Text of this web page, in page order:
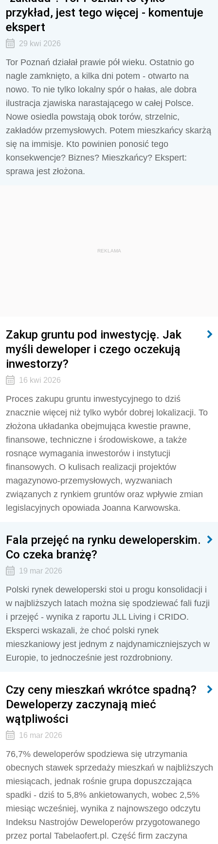
przykład, jest tego więcej - komentuje
ekspert
29 kwi 2026
Tor Poznań działał prawie pół wieku. Ostatnio go
nagle zamknięto, a kilka dni potem - otwarto na
nowo. To nie tylko lokalny spór o hałas, ale dobra
ilustracja zjawiska narastającego w całej Polsce.
Nowe osiedla powstają obok torów, strzelnic,
zakładów przemysłowych. Potem mieszkańcy skarżą
się na immisje. Kto powinien ponosić tego
konsekwencje? Biznes? Mieszkańcy? Ekspert:
sprawa jest złożona.
REKLAMA
Zakup gruntu pod inwestycję. Jak
myśli deweloper i czego oczekują
inwestorzy?
16 kwi 2026
Proces zakupu gruntu inwestycyjnego to dziś
znacznie więcej niż tylko wybór dobrej lokalizacji. To
złożona układanka obejmująca kwestie prawne,
finansowe, techniczne i środowiskowe, a także
rosnące wymagania inwestorów i instytucji
finansowych. O kulisach realizacji projektów
magazynowo-przemysłowych, wyzwaniach
związanych z rynkiem gruntów oraz wpływie zmian
legislacyjnych opowiada Joanna Karwowska.
Fala przejęć na rynku deweloperskim.
Co czeka branżę?
19 mar 2026
Polski rynek deweloperski stoi u progu konsolidacji i
w najbliższych latach można się spodziewać fali fuzji
i przejęć - wynika z raportu JLL Living i CRIDO.
Eksperci wskazali, że choć polski rynek
mieszkaniowy jest jednym z najdynamiczniejszych w
Europie, to jednocześnie jest rozdrobniony.
Czy ceny mieszkań wkrótce spadną?
Deweloperzy zaczynają mieć
wątpliwości
16 mar 2026
76,7% deweloperów spodziewa się utrzymania
obecnych stawek sprzedaży mieszkań w najbliższych
miesiącach, jednak rośnie grupa dopuszczająca
spadki - dziś to 5,8% ankietowanych, wobec 2,5%
miesiąc wcześniej, wynika z najnowszego odczytu
Indeksu Nastrojów Deweloperów przygotowanego
przez portal Tabelaofert.pl. Część firm zaczyna